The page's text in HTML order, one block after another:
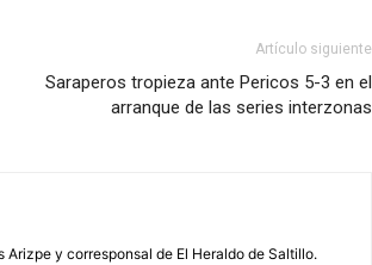
Artículo siguiente
Saraperos tropieza ante Pericos 5-3 en el
arranque de las series interzonas
y corresponsal de El Heraldo de Saltillo.